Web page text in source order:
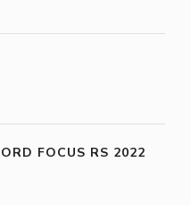
FOCUS RS 2022